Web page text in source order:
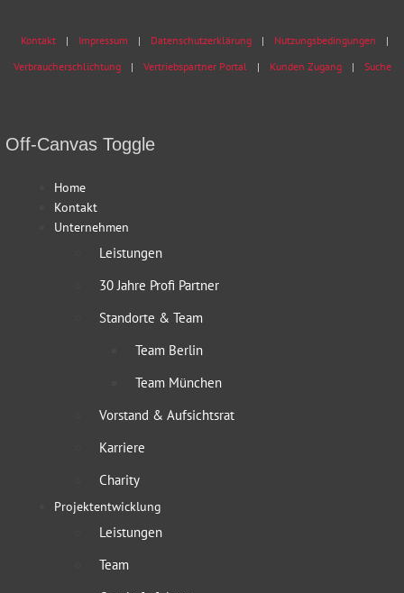
Kontakt Impressum Datenschutzerklärung
Nutzungsbedingungen
Verbraucherschlichtung
Vertriebspartner Portal Kunden Zugang Suche
Off-Canvas Toggle
Home
Kontakt
Unternehmen
Leistungen
30 Jahre Profi Partner
Standorte & Team
Team Berlin
Team München
Vorstand & Aufsichtsrat
Karriere
Charity
Projektentwicklung
Leistungen
Team